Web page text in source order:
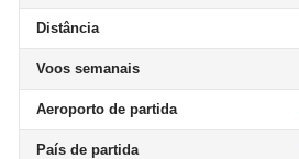
Distância
Voos semanais
Aeroporto de partida
País de partida